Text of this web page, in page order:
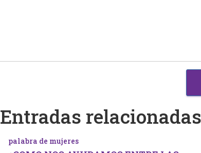
Entradas relacionadas
palabra de mujeres